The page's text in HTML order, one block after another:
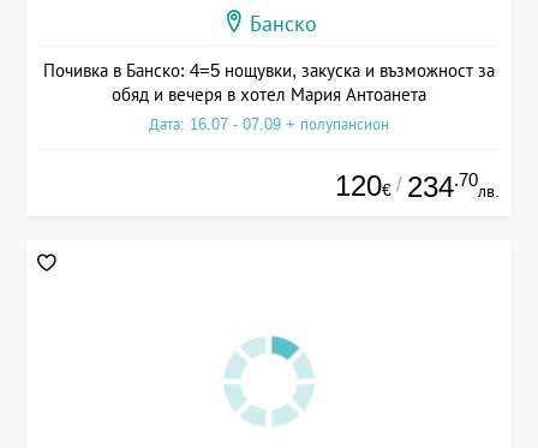
Банско
Почивка в Банско: 4=5 нощувки, закуска и възможност за
обяд и вечеря в хотел Мария Антоанета
Дата: 16.07 - 07.09 + полупансион
120€ / 234.70
лв.